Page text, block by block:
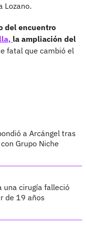
Lozano.
del encuentro
la ampliación del
fatal que cambió el
a Arcángel tras
Grupo Niche
una cirugía falleció
de 19 años